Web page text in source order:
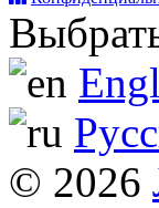
© 2026